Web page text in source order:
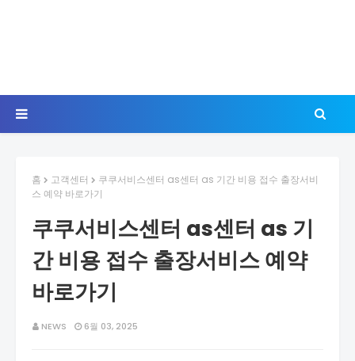
홈 고객센터
쿠쿠서비스센터 as센터 as 기간 비용 접수 출장서비
스 예약 바로가기
쿠쿠서비스센터 as센터 as 기
간 비용 접수 출장서비스 예약
바로가기
NEWS 6월 03, 2025